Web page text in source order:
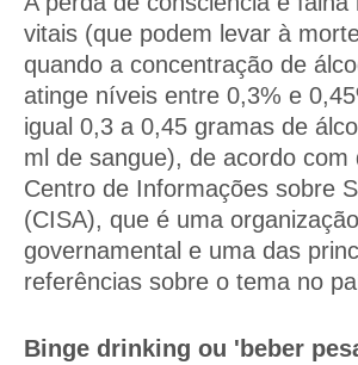
vitais (que podem levar à
quando a concentração de
atinge níveis entre 0,3% e
igual 0,3 a 0,45 gramas de
ml de sangue), de acordo com
Centro de Informações sobre
(CISA), que é uma
governamental e uma das
referências sobre o tema no
Binge drinking ou 'beber